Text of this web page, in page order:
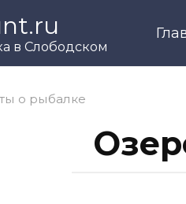
в Слободском
о рыбалке